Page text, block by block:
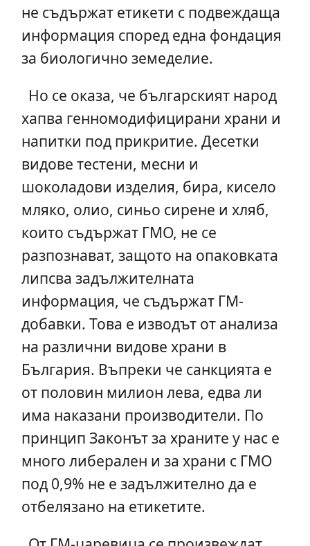
не съдържат етикети с подвеждаща
информация според една фондация
за биологично земеделие.
Но се оказа, че българският народ
хапва генномодифицирани храни и
напитки под прикритие. Десетки
видове тестени, месни и
шоколадови изделия, бира, кисело
мляко, олио, синьо сирене и хляб,
които съдържат ГМО, не се
разпознават, защото на опаковката
липсва задължителната
информация, че съдържат ГМ-
добавки. Това е изводът от анализа
на различни видове храни в
България. Въпреки че санкцията е
от половин милион лева, едва ли
има наказани производители. По
принцип Законът за храните у нас е
много либерален и за храни с ГМО
под 0,9% не е задължително да е
отбелязано на етикетите.